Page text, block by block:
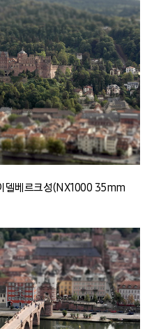
델베르크성(NX1000 35mm